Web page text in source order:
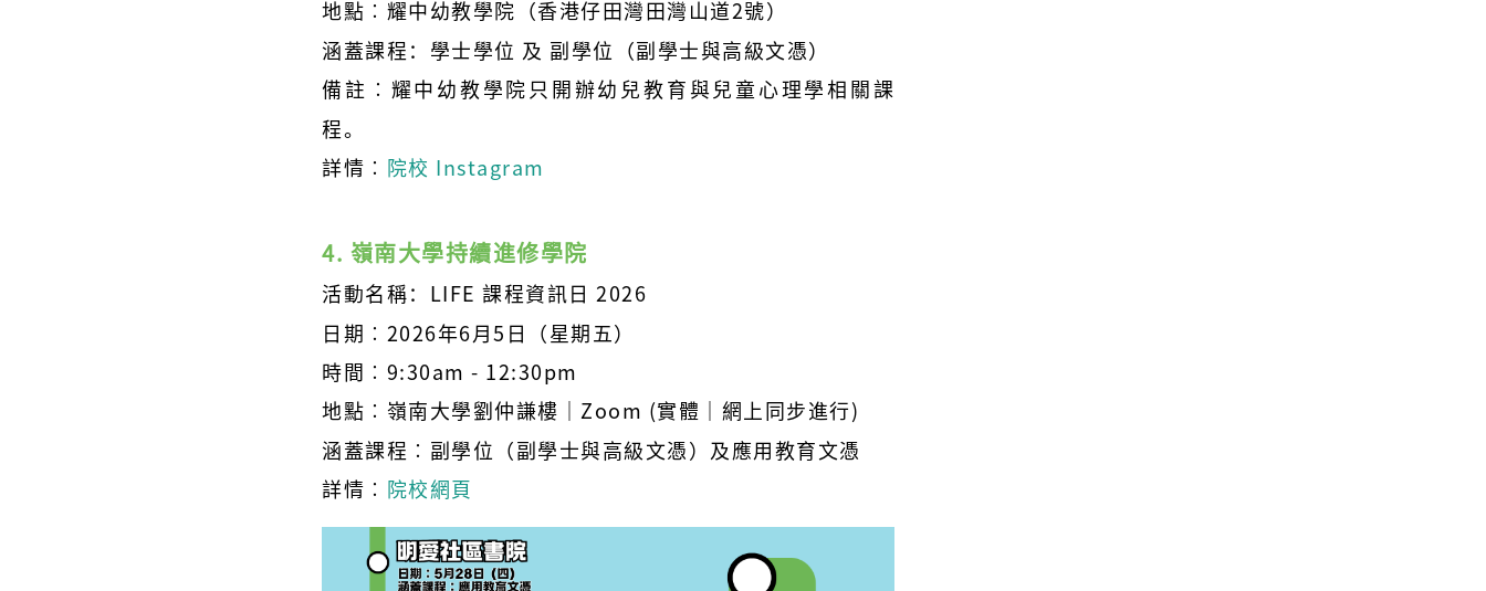
地點︰耀中幼教學院（香港仔田灣田灣山道2號）
涵蓋課程：學士學位 及 副學位（副學士與高級文憑）
備註
︰ 耀中幼教學院只開辦幼兒教育與兒童心理學相關課
程。
詳情 ︰ 院校 Instagram
4. 嶺南大學持續進修學院
活動名稱：LIFE 課程資訊日 2026
日期
︰ 2026年6月5日（星期五）
時間
︰9:30am - 12:30pm
地點 ︰ 嶺南大學劉仲謙樓
Zoom (實體｜網上同步進行)
涵蓋課程 ︰副學位（副學士與高級文憑）及應用教育文憑
詳情 ︰ 院校網頁